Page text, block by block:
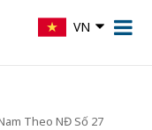
VN
Theo NĐ Số 27